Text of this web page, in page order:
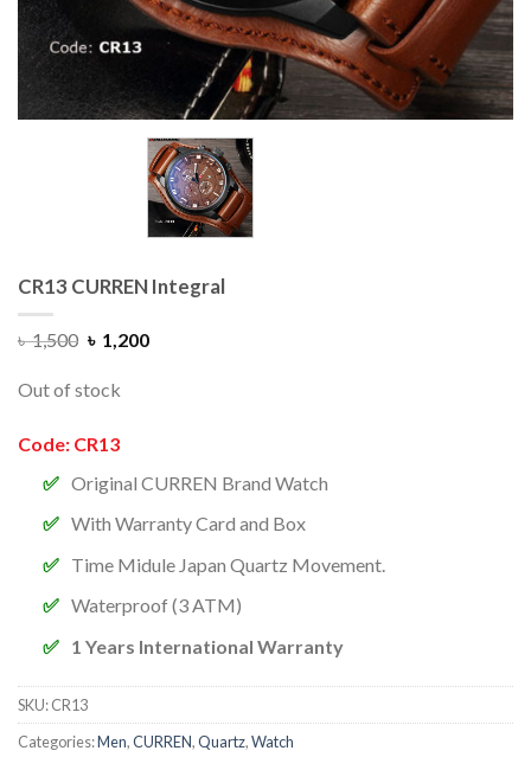
CR13 CURREN Integral
৳1,500 ৳ 1,200
Out of stock
Code: CR13
Original CURREN Brand Watch
With Warranty Card and Box
Time Midule Japan Quartz Movement.
Waterproof (3 ATM)
1 Years International Warranty
SKU:CR13
Categories:Men,CURREN,Quartz,Watch